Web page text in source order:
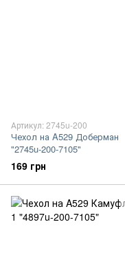
Артикул: 2745u-200
Чехол на A529 Доберман
"2745u-200-7105"
169 грн